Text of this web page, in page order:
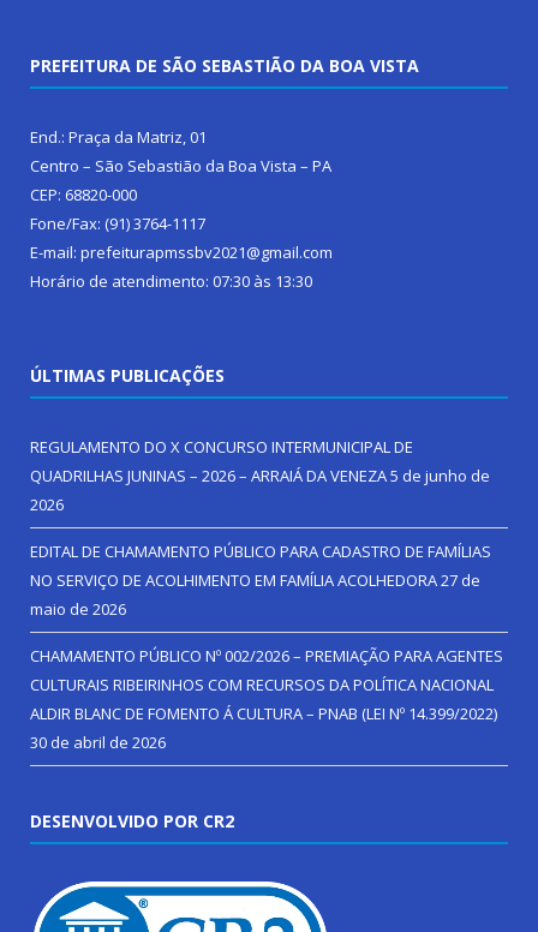
PREFEITURA DE SÃO SEBASTIÃO DA BOA VISTA
End.: Praça da Matriz, 01
Centro – São Sebastião da Boa Vista – PA
CEP: 68820-000
Fone/Fax: (91) 3764-1117
E-mail: prefeiturapmssbv2021@gmail.com
Horário de atendimento: 07:30 às 13:30
ÚLTIMAS PUBLICAÇÕES
REGULAMENTO DO X CONCURSO INTERMUNICIPAL DE
QUADRILHAS JUNINAS – 2026 – ARRAIÁ DA VENEZA5 de junho de
2026
EDITAL DE CHAMAMENTO PÚBLICO PARA CADASTRO DE FAMÍLIAS
NO SERVIÇO DE ACOLHIMENTO EM FAMÍLIA ACOLHEDORA27 de
maio de 2026
CHAMAMENTO PÚBLICO Nº 002/2026 – PREMIAÇÃO PARA AGENTES
CULTURAIS RIBEIRINHOS COM RECURSOS DA POLÍTICA NACIONAL
ALDIR BLANC DE FOMENTO Á CULTURA – PNAB (LEI Nº 14.399/2022)
30 de abril de 2026
DESENVOLVIDO POR CR2